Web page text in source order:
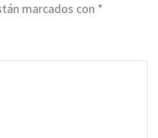
marcados con *